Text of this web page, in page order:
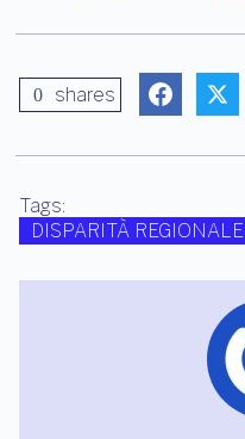
0 shares
Tags:
DISPARITÀ REGIONALE